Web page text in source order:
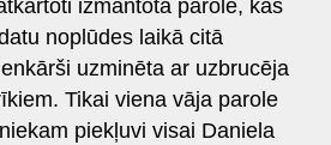
izmantota parole, kas
noplūdes laikā citā
uzminēta ar uzbrucēja
Tikai viena vāja parole
piekļuvi visai Daniela